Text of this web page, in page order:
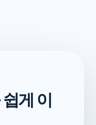
게 이